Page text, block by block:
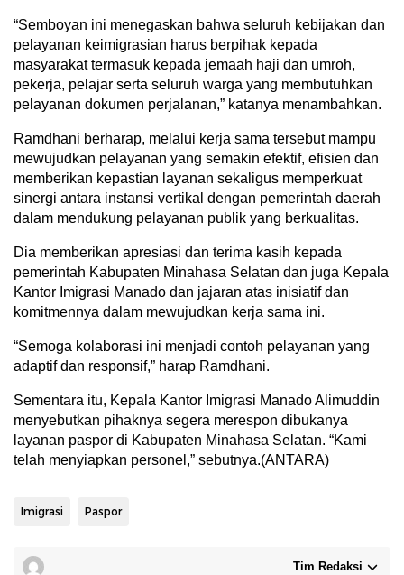
“Semboyan ini menegaskan bahwa seluruh kebijakan dan
pelayanan keimigrasian harus berpihak kepada
masyarakat termasuk kepada jemaah haji dan umroh,
pekerja, pelajar serta seluruh warga yang membutuhkan
pelayanan dokumen perjalanan,” katanya menambahkan.
Ramdhani berharap, melalui kerja sama tersebut mampu
mewujudkan pelayanan yang semakin efektif, efisien dan
memberikan kepastian layanan sekaligus memperkuat
sinergi antara instansi vertikal dengan pemerintah daerah
dalam mendukung pelayanan publik yang berkualitas.
Dia memberikan apresiasi dan terima kasih kepada
pemerintah Kabupaten Minahasa Selatan dan juga Kepala
Kantor Imigrasi Manado dan jajaran atas inisiatif dan
komitmennya dalam mewujudkan kerja sama ini.
“Semoga kolaborasi ini menjadi contoh pelayanan yang
adaptif dan responsif,” harap Ramdhani.
Sementara itu, Kepala Kantor Imigrasi Manado Alimuddin
menyebutkan pihaknya segera merespon dibukanya
layanan paspor di Kabupaten Minahasa Selatan. “Kami
telah menyiapkan personel,” sebutnya.(ANTARA)
Imigrasi Paspor
Tim Redaksi